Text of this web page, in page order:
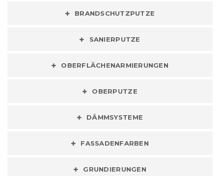
BRANDSCHUTZPUTZE
SANIERPUTZE
OBERFLÄCHENARMIERUNGEN
OBERPUTZE
DÄMMSYSTEME
FASSADENFARBEN
GRUNDIERUNGEN